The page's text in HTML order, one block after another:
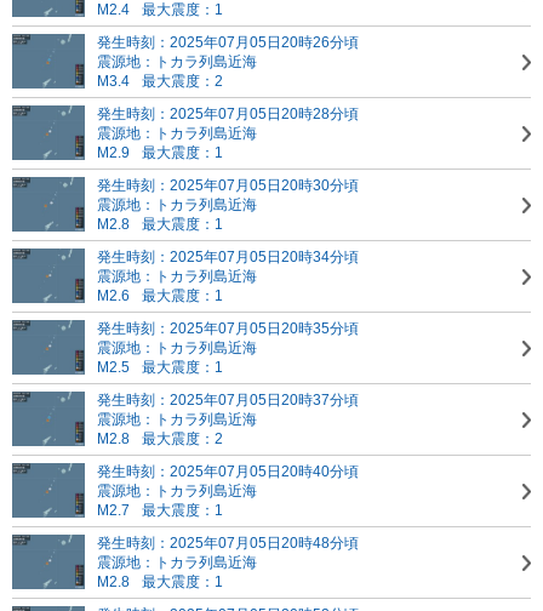
M2.4
最大震度：1
発生時刻：2025年07月05日20時26分頃
震源地：トカラ列島近海
M3.4
最大震度：2
発生時刻：2025年07月05日20時28分頃
震源地：トカラ列島近海
M2.9
最大震度：1
発生時刻：2025年07月05日20時30分頃
震源地：トカラ列島近海
M2.8
最大震度：1
発生時刻：2025年07月05日20時34分頃
震源地：トカラ列島近海
M2.6
最大震度：1
発生時刻：2025年07月05日20時35分頃
震源地：トカラ列島近海
M2.5
最大震度：1
発生時刻：2025年07月05日20時37分頃
震源地：トカラ列島近海
M2.8
最大震度：2
発生時刻：2025年07月05日20時40分頃
震源地：トカラ列島近海
M2.7
最大震度：1
発生時刻：2025年07月05日20時48分頃
震源地：トカラ列島近海
M2.8
最大震度：1